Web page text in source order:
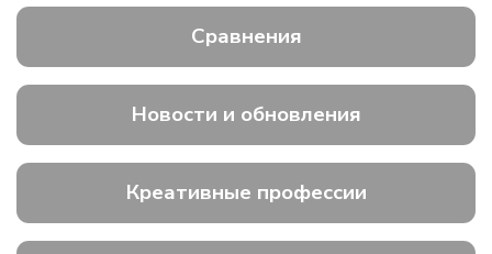
Сравнения
Новости и обновления
Креативные профессии